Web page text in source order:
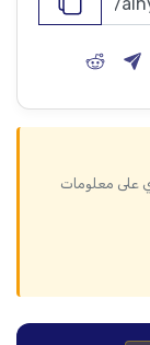
على معلومات